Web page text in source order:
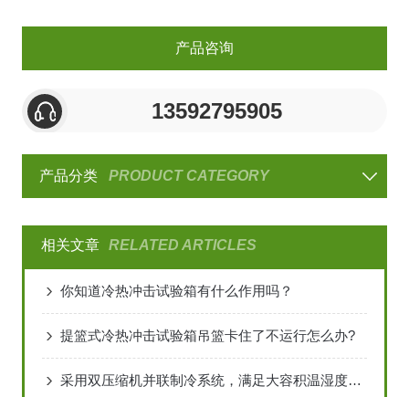
产品咨询
13592795905
产品分类 PRODUCT CATEGORY
相关文章 RELATED ARTICLES
你知道冷热冲击试验箱有什么作用吗？
提篮式冷热冲击试验箱吊篮卡住了不运行怎么办?
采用双压缩机并联制冷系统，满足大容积温湿度测试需求